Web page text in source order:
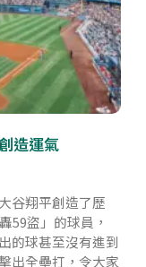
造運氣
谷翔平創造了歷
59盜」的球員，
的球甚至沒有進到
出全壘打，令大家